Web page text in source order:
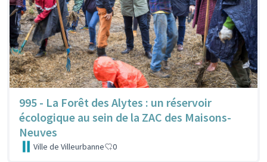
995 - La Forêt des Alytes : un réservoir
écologique au sein de la ZAC des Maisons-
Neuves
Ville de Villeurbanne 0